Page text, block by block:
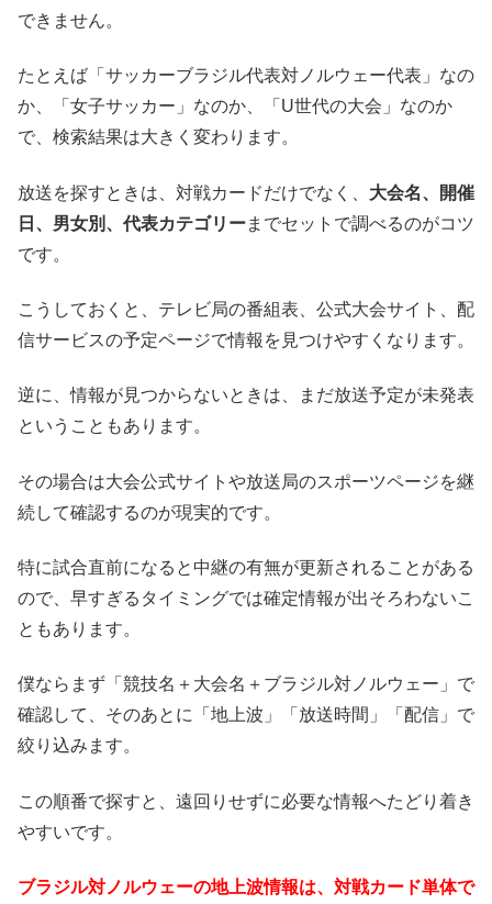
できません。
たとえば「サッカーブラジル代表対ノルウェー代表」なの
か、「女子サッカー」なのか、「U世代の大会」なのか
で、検索結果は大きく変わります。
放送を探すときは、対戦カードだけでなく、 大会名、開催
日、男女別、代表カテゴリーまでセットで調べるのがコツ
です。
こうしておくと、テレビ局の番組表、公式大会サイト、配
信サービスの予定ページで情報を見つけやすくなります。
逆に、情報が見つからないときは、まだ放送予定が未発表
ということもあります。
その場合は大会公式サイトや放送局のスポーツページを継
続して確認するのが現実的です。
特に試合直前になると中継の有無が更新されることがある
ので、早すぎるタイミングでは確定情報が出そろわないこ
ともあります。
僕ならまず「競技名＋大会名＋ブラジル対ノルウェー」で
確認して、そのあとに「地上波」「放送時間」「配信」で
絞り込みます。
この順番で探すと、遠回りせずに必要な情報へたどり着き
やすいです。
ブラジル対ノルウェーの地上波情報は、対戦カード単体で